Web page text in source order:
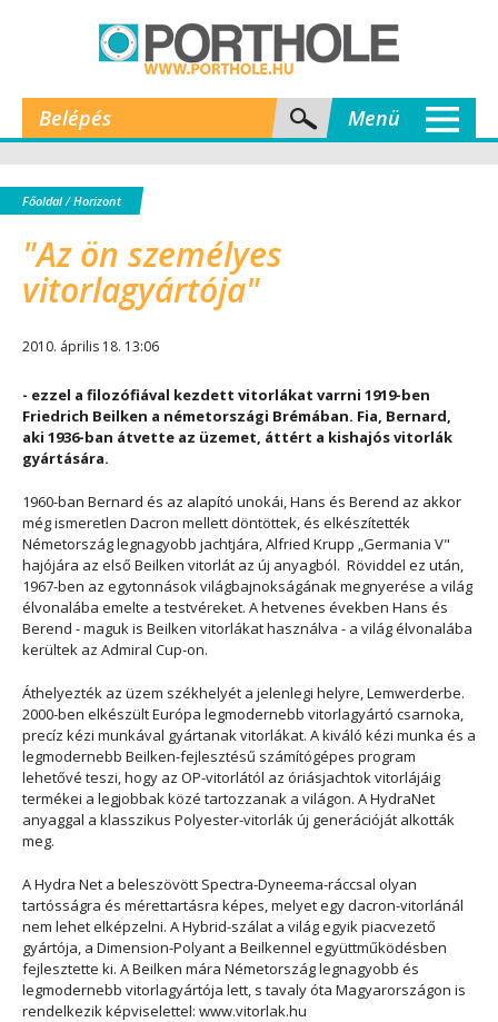
Belépés Menü
Főoldal/Horizont
"Az ön személyes
vitorlagyártója"
2010. április 18. 13:06
- ezzel a filozófiával kezdett vitorlákat varrni 1919-ben
Friedrich Beilken a németországi Brémában. Fia, Bernard,
aki 1936-ban átvette az üzemet, áttért a kishajós vitorlák
gyártására.
1960-ban Bernard és az alapító unokái, Hans és Berend az akkor
még ismeretlen Dacron mellett döntöttek, és elkészítették
Németország legnagyobb jachtjára, Alfried Krupp „Germania V"
hajójára az első Beilken vitorlát az új anyagból. Röviddel ez után,
1967-ben az egytonnások világbajnokságának megnyerése a világ
élvonalába emelte a testvéreket. A hetvenes években Hans és
Berend - maguk is Beilken vitorlákat használva - a világ élvonalába
kerültek az Admiral Cup-on.
Áthelyezték az üzem székhelyét a jelenlegi helyre, Lemwerderbe.
2000-ben elkészült Európa legmodernebb vitorlagyártó csarnoka,
precíz kézi munkával gyártanak vitorlákat. A kiváló kézi munka és a
legmodernebb Beilken-fejlesztésű számítógépes program
lehetővé teszi, hogy az OP-vitorlától az óriásjachtok vitorlájáig
termékei a legjobbak közé tartozzanak a világon. A HydraNet
anyaggal a klasszikus Polyester-vitorlák új generációját alkották
meg.
A Hydra Net a beleszövött Spectra-Dyneema-ráccsal olyan
tartósságra és mérettartásra képes, melyet egy dacron-vitorlánál
nem lehet elképzelni. A Hybrid-szálat a világ egyik piacvezető
gyártója, a Dimension-Polyant a Beilkennel együttműködésben
fejlesztette ki. A Beilken mára Németország legnagyobb és
legmodernebb vitorlagyártója lett, s tavaly óta Magyarországon is
rendelkezik képviselettel: www.vitorlak.hu